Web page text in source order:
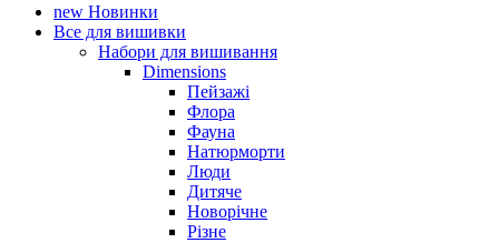
new Новинки
Все для вишивки
Набори для вишивання
Dimensions
Пейзажі
Флора
Фауна
Натюрморти
Люди
Дитяче
Новорічне
Різне